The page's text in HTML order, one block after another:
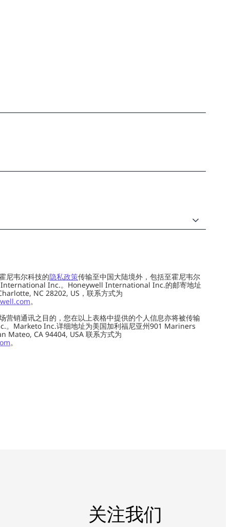
尼韦尔科技的隐私政策传输至中国大陆境外，包括至霍尼韦尔
International Inc.。Honeywell International Inc.的邮寄地址
NC 28202, US，联系方式为
。
营销通讯之目的，您在以上表格中提供的个人信息亦将被传输
。Marketo Inc.详细地址为美国加利福尼亚州901 Mariners
Mateo, CA 94404, USA 联系方式为
。
关注我们